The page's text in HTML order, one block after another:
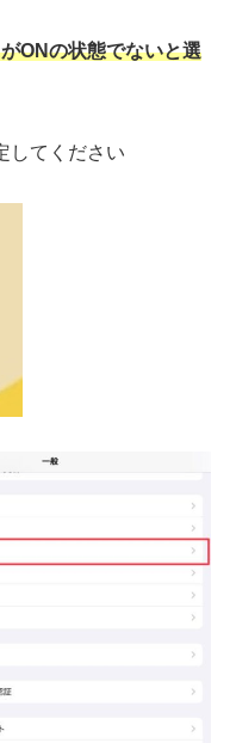
ONの状態でないと選
してください